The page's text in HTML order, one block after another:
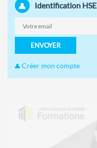
Identification HSE
ENVOYER
Créer mon compte